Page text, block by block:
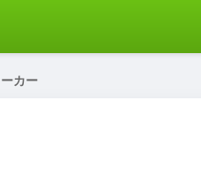
カー